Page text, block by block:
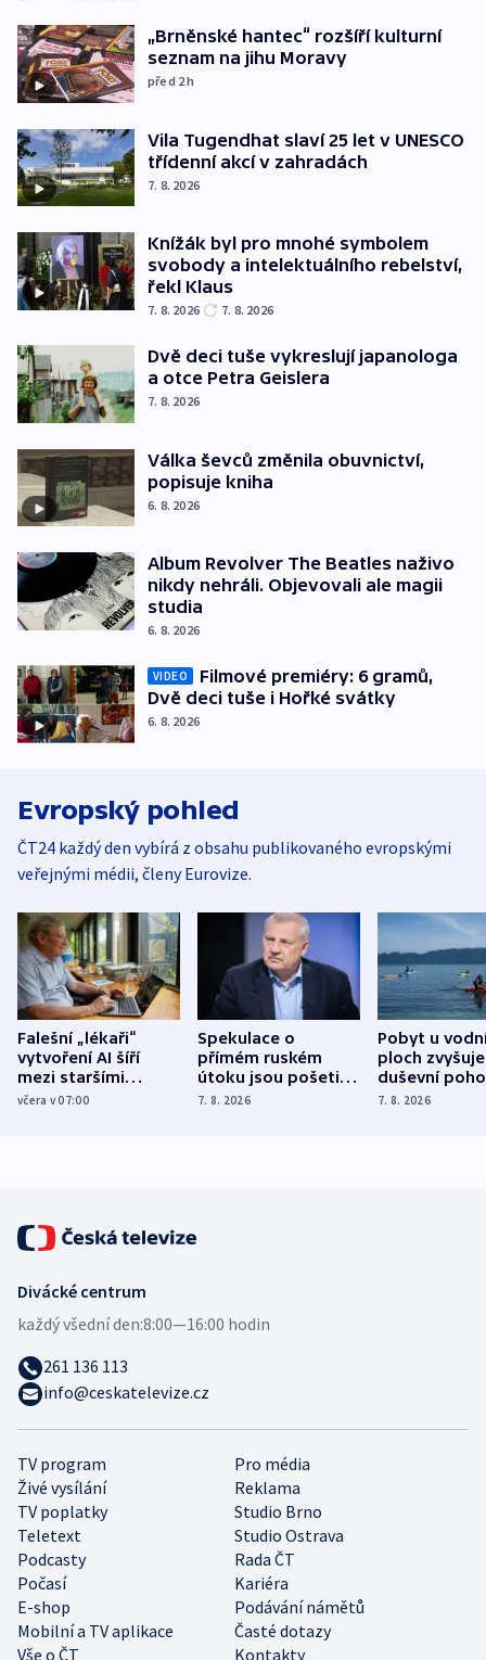
„Brněnské hantec“ rozšíří kulturní
seznam na jihu Moravy
před 2h
Vila Tugendhat slaví 25 let v UNESCO
třídenní akcí v zahradách
7. 8. 2026
Knížák byl pro mnohé symbolem
svobody a intelektuálního rebelství,
řekl Klaus
7. 8. 2026 7. 8. 2026
Dvě deci tuše vykreslují japanologa
a otce Petra Geislera
7. 8. 2026
Válka ševců změnila obuvnictví,
popisuje kniha
6. 8. 2026
Album Revolver The Beatles naživo
nikdy nehráli. Objevovali ale magii
studia
6. 8. 2026
VIDEO
Filmové premiéry: 6 gramů,
Dvě deci tuše i Hořké svátky
6. 8. 2026
Evropský pohled
ČT24 každý den vybírá z obsahu publikovaného evropskými
veřejnými médii, členy Eurovize.
Falešní „lékaři“
vytvoření AI šíří
mezi staršími
Poláky nebezpečné
včera v 07:00
Spekulace o
přímém ruském
útoku jsou pošetilé,
míní estonský
7. 8. 2026
Pobyt u
ploch zvyšuje
duševní
ukázala
7. 8. 2026
TV program
Pro média
Živé vysílání
Reklama
TV poplatky
Studio Brno
Teletext
Studio Ostrava
Podcasty
Rada ČT
Počasí
Kariéra
E-shop
Podávání námětů
Mobilní a TV aplikace
Časté dotazy
Vše o ČT
Kontakty
Divácké centrum
každý všední den:8:00—16:00 hodin
261 136 113
info@ceskatelevize.cz